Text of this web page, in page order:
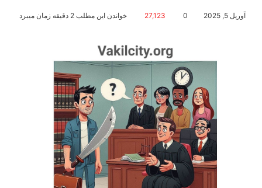
آوریل 5, 2025 0
27,123 خواندن این مطلب 2 دقیقه زمان میبرد